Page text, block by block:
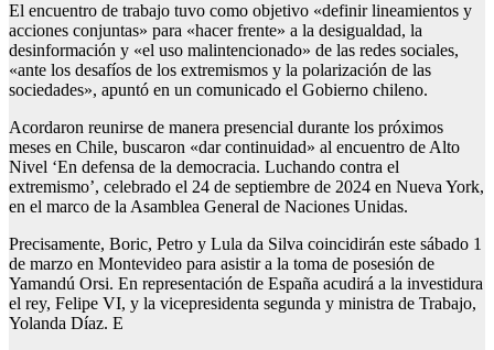
El encuentro de trabajo tuvo como objetivo «definir lineamientos y
acciones conjuntas» para «hacer frente» a la desigualdad, la
desinformación y «el uso malintencionado» de las redes sociales,
«ante los desafíos de los extremismos y la polarización de las
sociedades», apuntó en un comunicado el Gobierno chileno.
Acordaron reunirse de manera presencial durante los próximos
meses en Chile, buscaron «dar continuidad» al encuentro de Alto
Nivel ‘En defensa de la democracia. Luchando contra el
extremismo’, celebrado el 24 de septiembre de 2024 en Nueva York,
en el marco de la Asamblea General de Naciones Unidas.
Precisamente, Boric, Petro y Lula da Silva coincidirán este sábado 1
de marzo en Montevideo para asistir a la toma de posesión de
Yamandú Orsi. En representación de España acudirá a la investidura
el rey, Felipe VI, y la vicepresidenta segunda y ministra de Trabajo,
Yolanda Díaz. E